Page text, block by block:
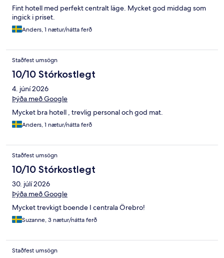
Fint hotell med perfekt centralt läge. Mycket god middag som
ingick i priset.
Anders, 1 nætur/nátta ferð
Staðfest umsögn
10/10 Stórkostlegt
4. júní 2026
Þýða með Google
Mycket bra hotell , trevlig personal och god mat.
Anders, 1 nætur/nátta ferð
Staðfest umsögn
10/10 Stórkostlegt
30. júlí 2026
Þýða með Google
Mycket trevkigt boende I centrala Örebro!
Suzanne, 3 nætur/nátta ferð
Staðfest umsögn